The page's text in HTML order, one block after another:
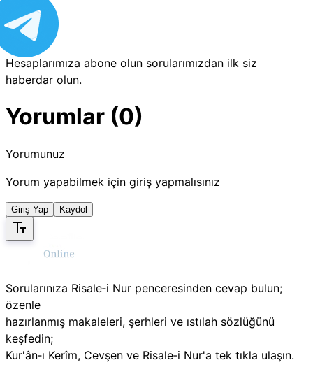
Hesaplarımıza abone olun sorularımızdan ilk siz
haberdar olun.
Yorumlar (0)
Yorumunuz
Yorum yapabilmek için giriş yapmalısınız
Giriş Yap Kaydol
Sorularınıza Risale‑i Nur penceresinden cevap bulun;
özenle
hazırlanmış makaleleri, şerhleri ve ıstılah sözlüğünü
keşfedin;
Kur'ân‑ı Kerîm, Cevşen ve Risale‑i Nur'a tek tıkla ulaşın.